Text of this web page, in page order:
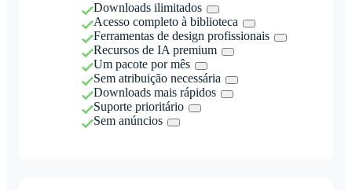
Downloads ilimitados
Acesso completo à biblioteca
Ferramentas de design profissionais
Recursos de IA premium
Um pacote por mês
Sem atribuição necessária
Downloads mais rápidos
Suporte prioritário
Sem anúncios